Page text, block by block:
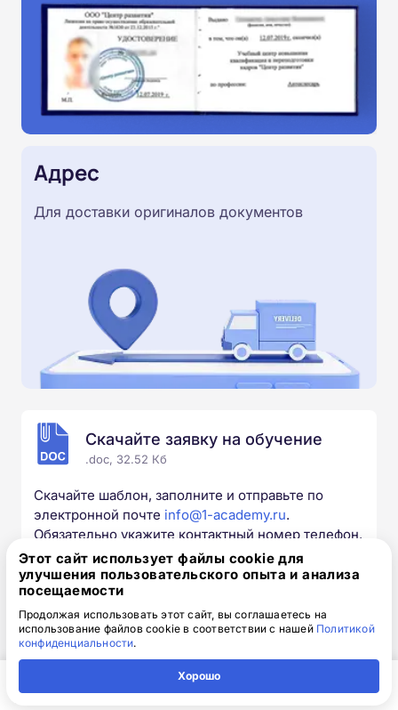
Адрес
Для доставки оригиналов документов
Скачайте заявку на обучение
.doc, 32.52 Кб
Скачайте шаблон, заполните и отправьте по
электронной почте info@1-academy.ru.
Обязательно укажите контактный номер телефон.
Наш специалист свяжется с вами и утонит все
детали.
Выбирайте курс под свои цели
Этот сайт использует файлы cookie для
улучшения пользовательского опыта и анализа
посещаемости
Продолжая использовать этот сайт, вы соглашаетесь на
использование файлов cookie в соответствии с нашей Политикой
конфиденциальности.
Хорошо